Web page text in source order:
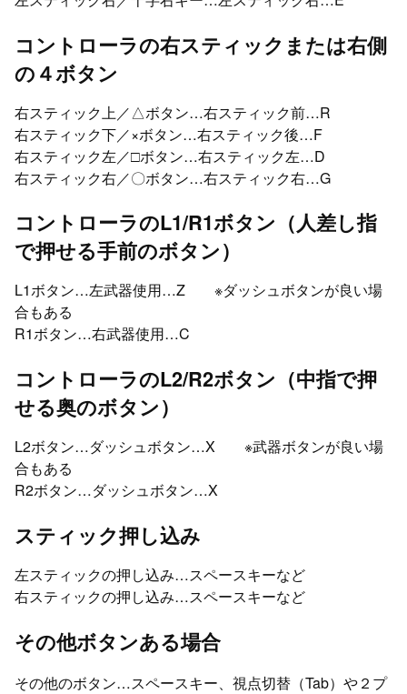
コントローラの右スティックまたは右側
の４ボタン
右スティック上／△ボタン…右スティック前…R
右スティック下／×ボタン…右スティック後…F
右スティック左／□ボタン…右スティック左…D
右スティック右／〇ボタン…右スティック右…G
コントローラのL1/R1ボタン（人差し指
で押せる手前のボタン）
L1ボタン…左武器使用…Z ※ダッシュボタンが良い場
合もある
R1ボタン…右武器使用…C
コントローラのL2/R2ボタン（中指で押
せる奥のボタン）
L2ボタン…ダッシュボタン…X ※武器ボタンが良い場
合もある
R2ボタン…ダッシュボタン…X
スティック押し込み
左スティックの押し込み…スペースキーなど
右スティックの押し込み…スペースキーなど
その他ボタンある場合
その他のボタン…スペースキー、視点切替（Tab）や２プ